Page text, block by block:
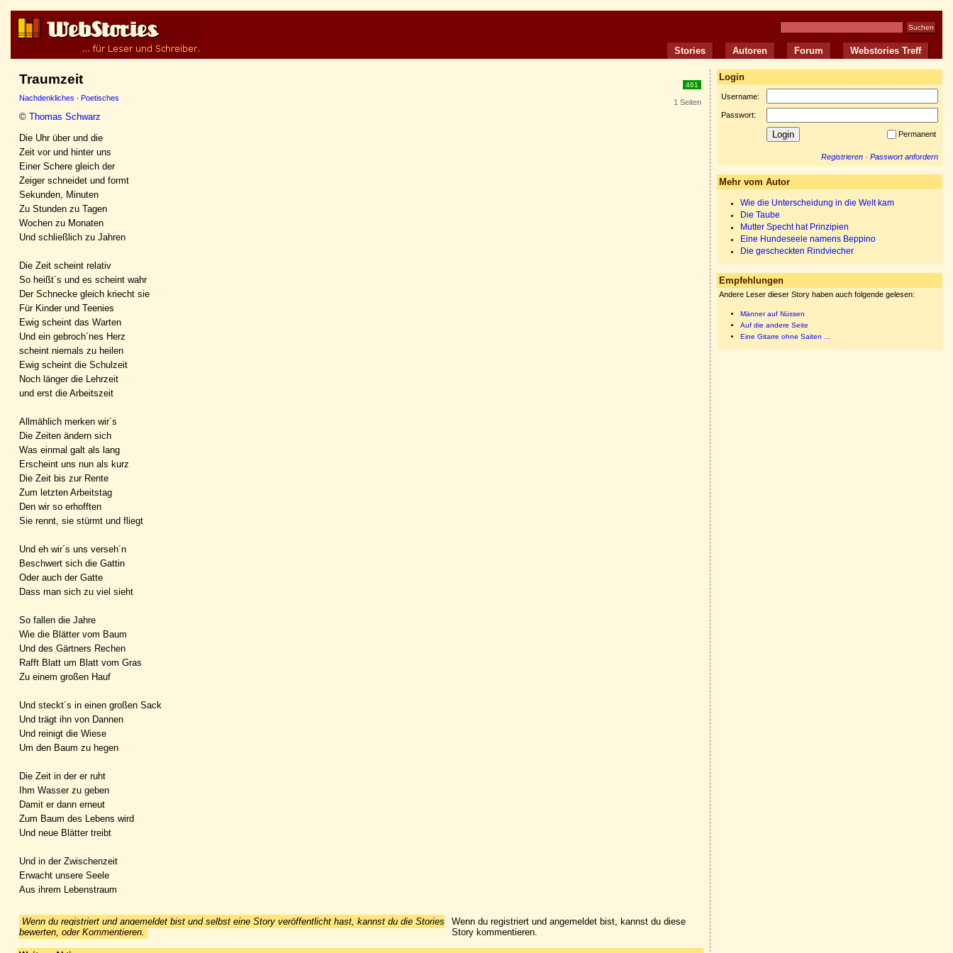
Stories Autoren Forum Webstories Treff
461
1 Seiten
Traumzeit
Nachdenkliches · Poetisches
© Thomas Schwarz
Die Uhr über und die
Zeit vor und hinter uns
Einer Schere gleich der
Zeiger schneidet und formt
Sekunden, Minuten
Zu Stunden zu Tagen
Wochen zu Monaten
Und schließlich zu Jahren
Die Zeit scheint relativ
So heißt´s und es scheint wahr
Der Schnecke gleich kriecht sie
Für Kinder und Teenies
Ewig scheint das Warten
Und ein gebroch´nes Herz
scheint niemals zu heilen
Ewig scheint die Schulzeit
Noch länger die Lehrzeit
und erst die Arbeitszeit
Allmählich merken wir´s
Die Zeiten ändern sich
Was einmal galt als lang
Erscheint uns nun als kurz
Die Zeit bis zur Rente
Zum letzten Arbeitstag
Den wir so erhofften
Sie rennt, sie stürmt und fliegt
Und eh wir´s uns verseh´n
Beschwert sich die Gattin
Oder auch der Gatte
Dass man sich zu viel sieht
So fallen die Jahre
Wie die Blätter vom Baum
Und des Gärtners Rechen
Rafft Blatt um Blatt vom Gras
Zu einem großen Hauf
Und steckt´s in einen großen Sack
Und trägt ihn von Dannen
Und reinigt die Wiese
Um den Baum zu hegen
Die Zeit in der er ruht
Ihm Wasser zu geben
Damit er dann erneut
Zum Baum des Lebens wird
Und neue Blätter treibt
Und in der Zwischenzeit
Erwacht unsere Seele
Aus ihrem Lebenstraum
Wenn du registriert und angemeldet bist und selbst eine Story veröffentlicht hast, kannst du die Stories
bewerten, oder Kommentieren.
Wenn du registriert und angemeldet bist, kannst du diese
Story kommentieren.
Login
Username:
Passwort:
Permanent
Registrieren · Passwort anfordern
Mehr vom Autor
Wie die Unterscheidung in die Welt kam
Die Taube
Mutter Specht hat Prinzipien
Eine Hundeseele namens Beppino
Die gescheckten Rindviecher
Empfehlungen
Andere Leser dieser Story haben auch folgende gelesen:
Männer auf Nüssen
Auf die andere Seite
Eine Gitarre ohne Saiten ...